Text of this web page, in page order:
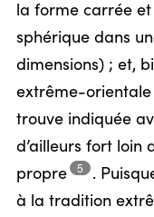
la forme carrée
sphérique dans
dimensions) ; et,
extrême-
trouve indiquée
d’ailleurs fort loin
propre
5 .
à la tradition